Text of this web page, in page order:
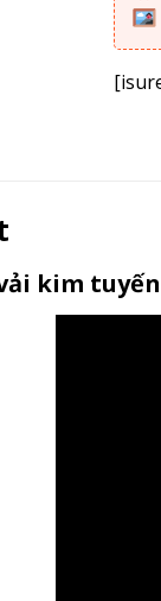
kim